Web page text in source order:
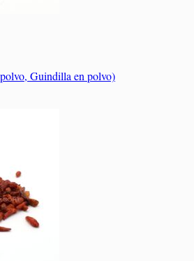
Guindilla en polvo)